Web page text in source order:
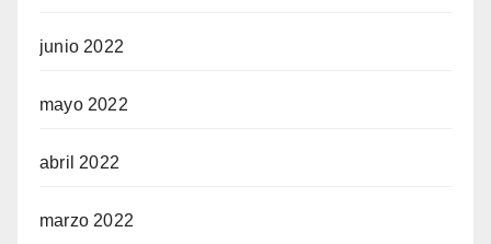
junio 2022
mayo 2022
abril 2022
marzo 2022